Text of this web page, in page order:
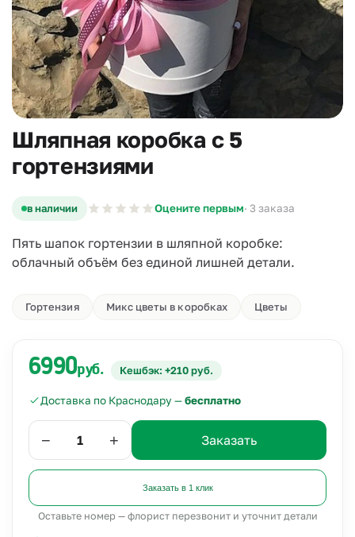
Шляпная коробка с 5
гортензиями
в наличии Оцените первым· 3 заказа
Пять шапок гортензии в шляпной коробке:
облачный объём без единой лишней детали.
Гортензия Микс цветы в коробках Цветы
6990руб. Кешбэк: +210 руб.
Доставка по Краснодару —бесплатно
− + Заказать
Заказать в 1 клик
Оставьте номер — флорист перезвонит и уточнит детали